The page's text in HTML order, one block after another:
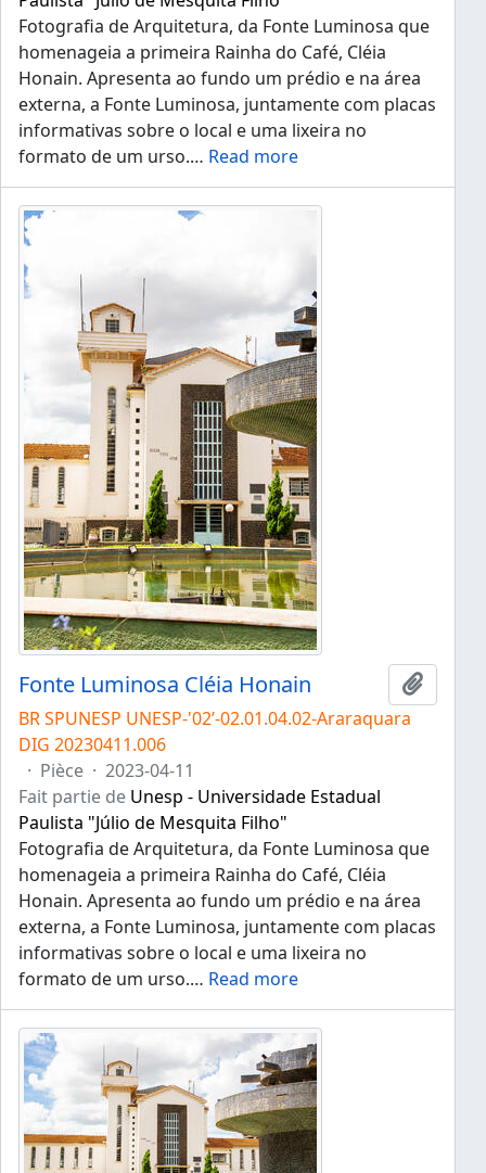
Fotografia de Arquitetura, da Fonte Luminosa que
homenageia a primeira Rainha do Café, Cléia
Honain. Apresenta ao fundo um prédio e na área
externa, a Fonte Luminosa, juntamente com placas
informativas sobre o local e uma lixeira no
formato de um urso.… Read more
Fonte Luminosa Cléia Honain
Ajouter
BR SPUNESP UNESP-'02’-02.01.04.02-Araraquara
DIG 20230411.006
· Pièce · 2023-04-11
Fait partie de Unesp - Universidade Estadual
Paulista "Júlio de Mesquita Filho"
Fotografia de Arquitetura, da Fonte Luminosa que
homenageia a primeira Rainha do Café, Cléia
Honain. Apresenta ao fundo um prédio e na área
externa, a Fonte Luminosa, juntamente com placas
informativas sobre o local e uma lixeira no
formato de um urso.… Read more